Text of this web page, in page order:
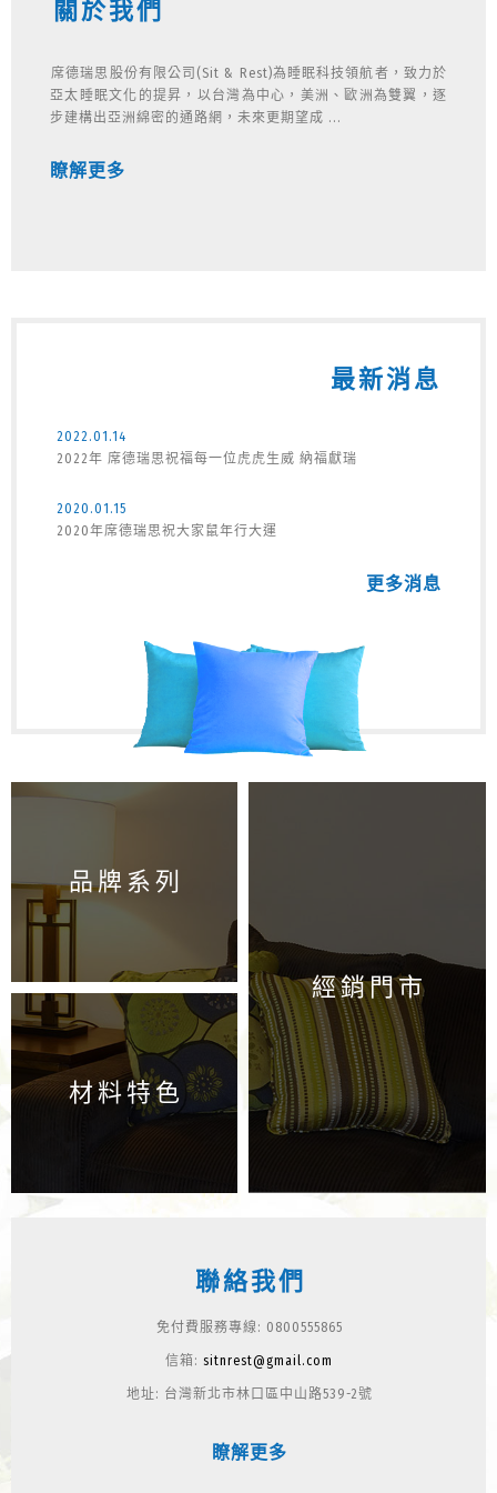
關於我們
席德瑞思股份有限公司(Sit & Rest)為睡眠科技領航者，致力於
亞太睡眠文化的提昇，以台灣為中心，美洲、歐洲為雙翼，逐
步建構出亞洲綿密的通路網，未來更期望成 ...
瞭解更多
最新消息
2022.01.14
2022年 席德瑞思祝福每一位虎虎生威 納福獻瑞
2020.01.15
2020年席德瑞思祝大家鼠年行大運
更多消息
品牌系列
材料特色
經銷門市
聯絡我們
免付費服務專線: 0800555865
信箱: sitnrest@gmail.com
地址: 台灣新北市林口區中山路539-2號
瞭解更多